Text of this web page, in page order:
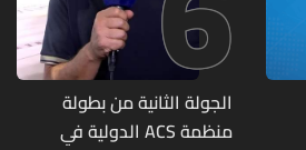
الجولة الثانية من بطولة
منظمة ACS الدولية في